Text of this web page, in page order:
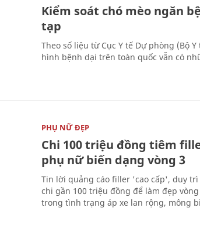
Kiểm soát chó mèo ngăn
tạp
Theo số liệu từ Cục Y tế Dự phòng (Bộ
hình bệnh dại trên toàn quốc vẫn có
PHỤ NỮ ĐẸP
Chi 100 triệu đồng tiêm
phụ nữ biến dạng vòng 3
Tin lời quảng cáo filler 'cao cấp', duy
chi gần 100 triệu đồng để làm đẹp
trong tình trạng áp xe lan rộng, mông